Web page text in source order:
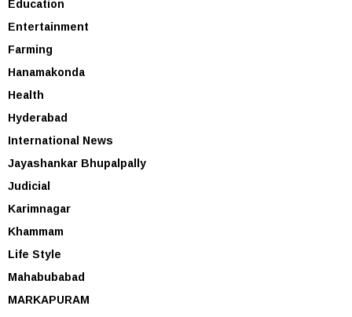
Entertainment
Farming
Hanamakonda
Health
Hyderabad
International News
Jayashankar Bhupalpally
Judicial
Karimnagar
Khammam
Life Style
Mahabubabad
MARKAPURAM